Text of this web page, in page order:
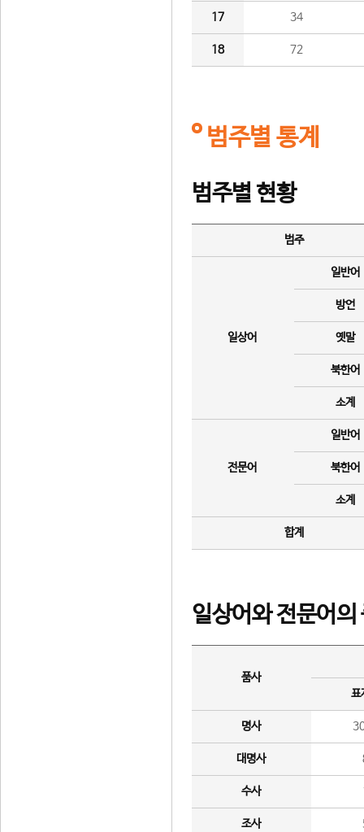
17 34
18 72
범주별 통계
범주별 현황
범주
일상어
일반어
방언
옛말
북한어
소계
전문어
일반어
북한어
소계
합계
일상어와 전문어의
품사
표
명사
대명사
수사
조사